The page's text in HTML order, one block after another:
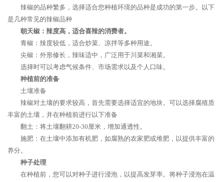
辣椒的品种繁多，选择适合您种植环境的品种是成功的第一步。以下
是几种常见的辣椒品种
朝天椒：辣度高，适合喜辣的消费者。
青椒：辣度较低，适合炒菜、凉拌等多种用途。
尖椒：外形修长，辣味适中，广泛用于川菜和湘菜。
选择时可以考虑气候条件、市场需求以及个人口味。
种植前的准备
土壤准备
辣椒对土壤的要求较高，首先需要选择适宜的地块。可以选择腐殖质
丰富的土壤，并在种植前进行以下准备
翻土：将土壤翻耕20-30厘米，增加通透性。
施肥：在土壤中添加有机肥，如腐熟的农家肥或堆肥，以提供丰富的
养分。
种子处理
在种植前，您可以对种子进行浸泡，以提高发芽率。将种子浸泡在温